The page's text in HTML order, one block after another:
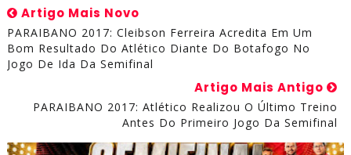
Artigo Mais Novo
PARAIBANO 2017: Cleibson Ferreira Acredita Em Um
Bom Resultado Do Atlético Diante Do Botafogo No
Jogo De Ida Da Semifinal
Artigo Mais Antigo
PARAIBANO 2017: Atlético Realizou O Último Treino
Antes Do Primeiro Jogo Da Semifinal